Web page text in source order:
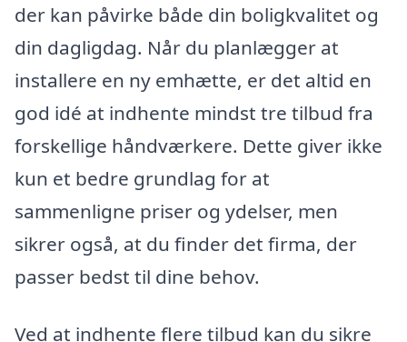
der kan påvirke både din boligkvalitet og
din dagligdag. Når du planlægger at
installere en ny emhætte, er det altid en
god idé at indhente mindst tre tilbud fra
forskellige håndværkere. Dette giver ikke
kun et bedre grundlag for at
sammenligne priser og ydelser, men
sikrer også, at du finder det firma, der
passer bedst til dine behov.
Ved at indhente flere tilbud kan du sikre